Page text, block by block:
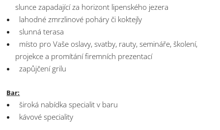
slunce zapadající za horizont lipenského jezera
lahodné zmrzlinové poháry či koktejly
slunná terasa
místo pro Vaše oslavy, svatby, rauty, semináře, školení,
projekce a promítání firemních prezentací
zapůjčení grilu
Bar:
široká nabídka specialit v baru
kávové speciality